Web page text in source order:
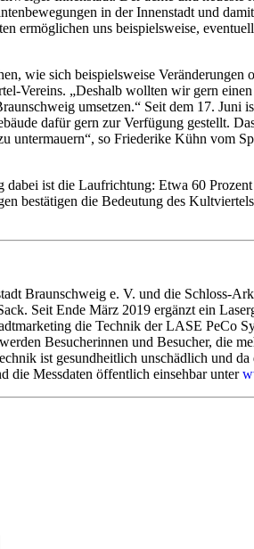
in der Innenstadt und
ermöglichen uns beispielsweise,
wie sich beispielsweise Veränderungen
Vereins. „Deshalb wollten wir gern
umsetzen.“ Seit dem 17. Juni
dafür gern zur Verfügung gestellt.
so Friederike Kühn vom
ist die Laufrichtung: Etwa 60 Prozent
bestätigen die Bedeutung des
Braunschweig e. V. und die Schloss-
Seit Ende März 2019 ergänzt ein
die Technik der LASE PeCo
Besucherinnen und Besucher, die
ist gesundheitlich unschädlich und da
die Messdaten öffentlich einsehbar unter